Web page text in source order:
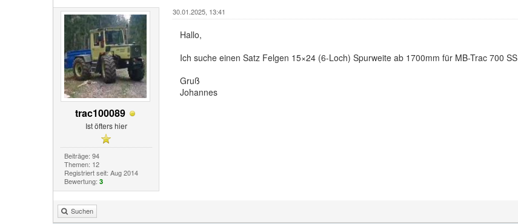
trac100089
Ist öfters hier
Beiträge: 94
Themen: 12
Registriert seit: Aug 2014
Bewertung: 3
30.01.2025, 13:41
Hallo,
Ich suche einen Satz Felgen 15×24 (6-Loch) Spurweite ab 1700mm für MB-Trac 700 SS
Gruß
Johannes
Suchen